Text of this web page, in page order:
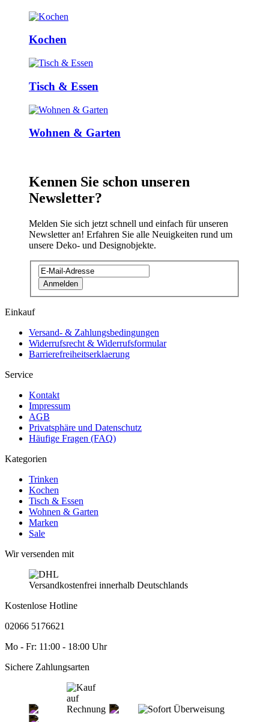
Kochen
Tisch & Essen
Wohnen & Garten
Kennen Sie schon unseren
Newsletter?
Melden Sie sich jetzt schnell und einfach für unseren
Newsletter an! Erfahren Sie alle Neuigkeiten rund um
unsere Deko- und Designobjekte.
Anmelden
Einkauf
Versand- & Zahlungsbedingungen
Widerrufsrecht & Widerrufsformular
Barrierefreiheitserklaerung
Service
Kontakt
Impressum
AGB
Privatsphäre und Datenschutz
Häufige Fragen (FAQ)
Kategorien
Trinken
Kochen
Tisch & Essen
Wohnen & Garten
Marken
Sale
Wir versenden mit
Versandkostenfrei innerhalb Deutschlands
Kostenlose Hotline
02066 5176621
Mo - Fr: 11:00 - 18:00 Uhr
Sichere Zahlungsarten